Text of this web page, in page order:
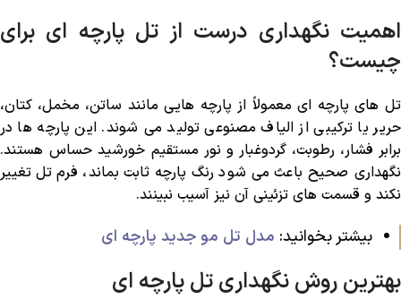
اهمیت نگهداری درست از تل پارچه ‌ای برای
چیست؟
تل‌ های پارچه ‌ای معمولاً از پارچه‌ هایی مانند ساتن، مخمل، کتان،
حریر یا ترکیبی از الیاف مصنوعی تولید می‌ شوند. این پارچه ‌ها در
برابر فشار، رطوبت، گردوغبار و نور مستقیم خورشید حساس هستند.
نگهداری صحیح باعث می ‌شود رنگ پارچه ثابت بماند، فرم تل تغییر
نکند و قسمت‌ های تزئینی آن نیز آسیب نبینند.
بیشتر بخوانید: مدل تل مو جدید پارچه ای
بهترین روش نگهداری تل پارچه ‌ای